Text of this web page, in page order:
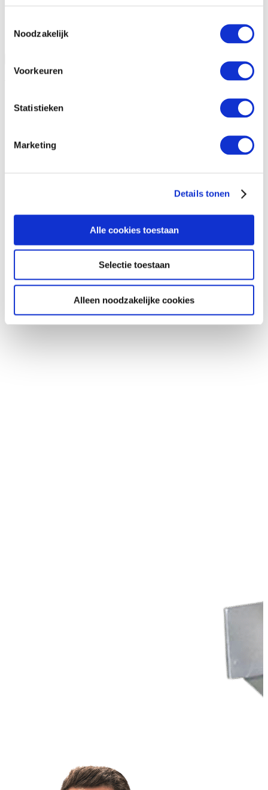
Noodzakelijk
Voorkeuren
Statistieken
Marketing
Details tonen
Alle cookies toestaan
Selectie toestaan
Alleen noodzakelijke cookies